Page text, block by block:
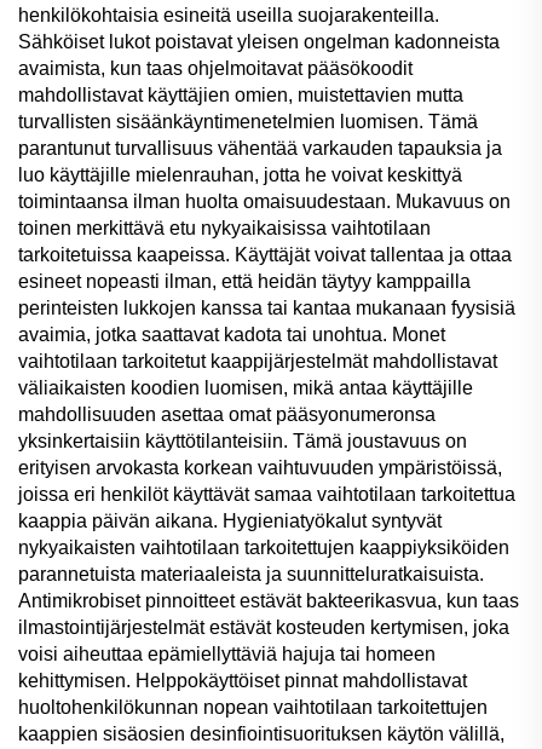
henkilökohtaisia esineitä useilla suojarakenteilla.
Sähköiset lukot poistavat yleisen ongelman kadonneista
avaimista, kun taas ohjelmoitavat pääsökoodit
mahdollistavat käyttäjien omien, muistettavien mutta
turvallisten sisäänkäyntimenetelmien luomisen. Tämä
parantunut turvallisuus vähentää varkauden tapauksia ja
luo käyttäjille mielenrauhan, jotta he voivat keskittyä
toimintaansa ilman huolta omaisuudestaan. Mukavuus on
toinen merkittävä etu nykyaikaisissa vaihtotilaan
tarkoitetuissa kaapeissa. Käyttäjät voivat tallentaa ja ottaa
esineet nopeasti ilman, että heidän täytyy kamppailla
perinteisten lukkojen kanssa tai kantaa mukanaan fyysisiä
avaimia, jotka saattavat kadota tai unohtua. Monet
vaihtotilaan tarkoitetut kaappijärjestelmät mahdollistavat
väliaikaisten koodien luomisen, mikä antaa käyttäjille
mahdollisuuden asettaa omat pääsyonumeronsa
yksinkertaisiin käyttötilanteisiin. Tämä joustavuus on
erityisen arvokasta korkean vaihtuvuuden ympäristöissä,
joissa eri henkilöt käyttävät samaa vaihtotilaan tarkoitettua
kaappia päivän aikana. Hygieniatyökalut syntyvät
nykyaikaisten vaihtotilaan tarkoitettujen kaappiyksiköiden
parannetuista materiaaleista ja suunnitteluratkaisuista.
Antimikrobiset pinnoitteet estävät bakteerikasvua, kun taas
ilmastointijärjestelmät estävät kosteuden kertymisen, joka
voisi aiheuttaa epämiellyttäviä hajuja tai homeen
kehittymisen. Helppokäyttöiset pinnat mahdollistavat
huoltohenkilökunnan nopean vaihtotilaan tarkoitettujen
kaappien sisäosien desinfiointisuorituksen käytön välillä,